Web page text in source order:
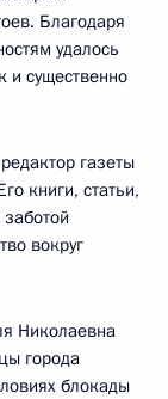
Благодаря
удалось
и существенно
газеты
книги, статьи,
вокруг
Николаевна
города
блокады